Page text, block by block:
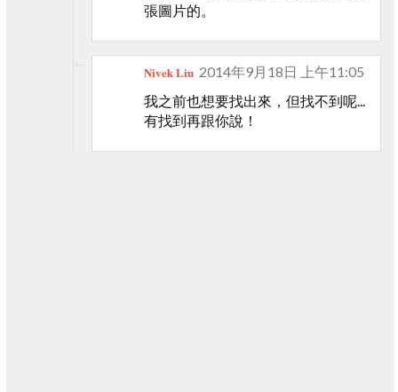
張圖片的。
Nivek Liu 2014年9月18日 上午11:05
我之前也想要找出來，但找不到呢...
有找到再跟你說！